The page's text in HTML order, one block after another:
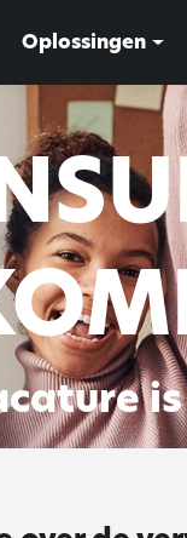
Oplossingen